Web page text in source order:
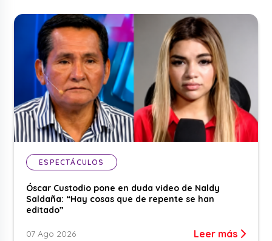
ESPECTÁCULOS
Óscar Custodio pone en duda video de Naldy
Saldaña: “Hay cosas que de repente se han
editado”
07 Ago 2026 Leer más